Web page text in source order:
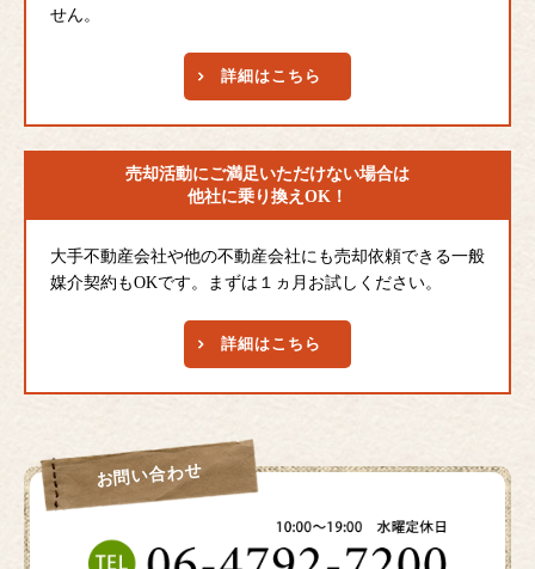
せん。
詳細はこちら
売却活動にご満足いただけない場合は
他社に乗り換えOK！
大手不動産会社や他の不動産会社にも売却依頼できる一般
媒介契約もOKです。まずは１ヵ月お試しください。
詳細はこちら
お問い合わせ